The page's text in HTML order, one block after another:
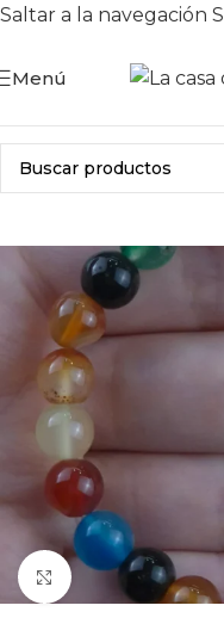
Saltar a la navegación
Menú
Haga clic para